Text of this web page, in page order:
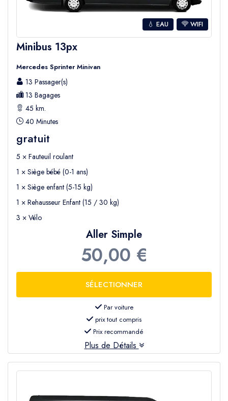
Un transfert sûr et fiable depuis l’aéroport
La sécurité et la fiabilité sont les priorités de
Seja Group Travel
professionnels possèdent une grande
expérience dans les transferts aéroportuaires
et connaissent parfaitement la région.
Tous nos véhicules sont régulièrement
inspectés et entretenus afin de garantir
votre voyage
Pourquoi choisir Seja Group Travel pour
votre transfert à Belek
Seja Group Travel.
• Transferts partagés et transferts privés
• Véhicules modernes et confortables
• Chauffeurs professionnels et expérimentés
• Assistance client disponible 24h/24 et 7j/7
• Service d’accueil gratuit à l’aéroport d’Antalya
• Suivi des vols en cas de retard
Grâce à notre service fiable, vous profiterez
d’untransfert confortable et sans stress.
Transfert arrivée à Belek
💧 EAU WIFI
Minibus 13px
Mercedes Sprinter Minivan
13 Passager(s)
13 Bagages
45 km.
40 Minutes
gratuit
5 × Fauteuil roulant
1 × Siège bébé (0-1 ans)
1 × Siège enfant (5-15 kg)
1 × Rehausseur Enfant (15 / 30 kg)
3 × Vélo
Aller Simple
50,00 €
Par voiture
prix tout compris
Prix recommandé
Plus de Détails